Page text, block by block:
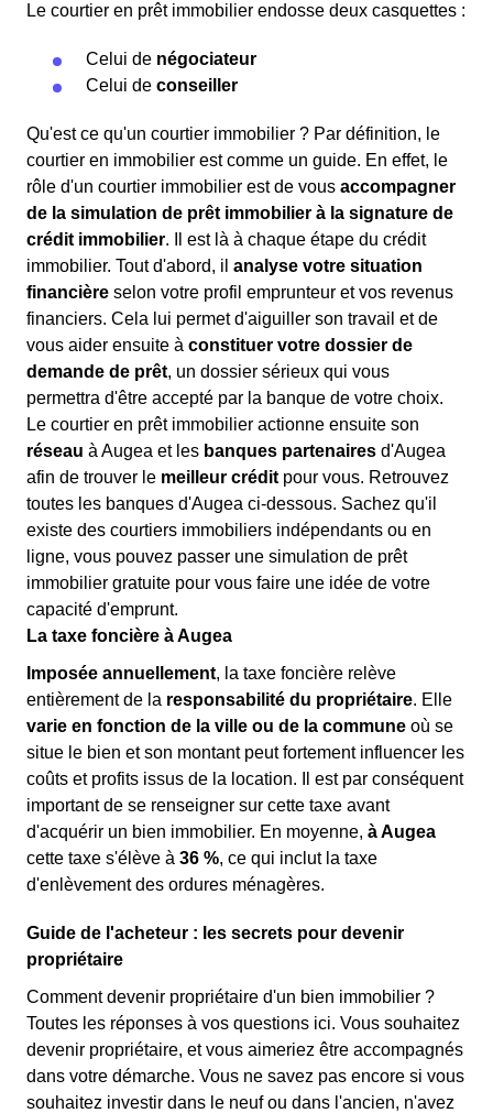
Le courtier en prêt immobilier endosse deux casquettes :
Celui de négociateur
Celui de conseiller
Qu'est ce qu'un courtier immobilier ? Par définition, le
courtier en immobilier est comme un guide. En effet, le
rôle d'un courtier immobilier est de vous accompagner
de la simulation de prêt immobilier à la signature de
crédit immobilier. Il est là à chaque étape du crédit
immobilier. Tout d'abord, il analyse votre situation
financière selon votre profil emprunteur et vos revenus
financiers. Cela lui permet d'aiguiller son travail et de
vous aider ensuite à constituer votre dossier de
demande de prêt, un dossier sérieux qui vous
permettra d'être accepté par la banque de votre choix.
Le courtier en prêt immobilier actionne ensuite son
réseau à Augea et les banques partenaires d'Augea
afin de trouver le meilleur crédit pour vous. Retrouvez
toutes les banques d'Augea ci-dessous. Sachez qu'il
existe des courtiers immobiliers indépendants ou en
ligne, vous pouvez passer une simulation de prêt
immobilier gratuite pour vous faire une idée de votre
capacité d'emprunt.
La taxe foncière à Augea
Imposée annuellement, la taxe foncière relève
entièrement de la responsabilité du propriétaire. Elle
varie en fonction de la ville ou de la commune où se
situe le bien et son montant peut fortement influencer les
coûts et profits issus de la location. Il est par conséquent
important de se renseigner sur cette taxe avant
d'acquérir un bien immobilier. En moyenne, à Augea
cette taxe s'élève à 36 %, ce qui inclut la taxe
d'enlèvement des ordures ménagères.
Guide de l'acheteur : les secrets pour devenir
propriétaire
Comment devenir propriétaire d'un bien immobilier ?
Toutes les réponses à vos questions ici. Vous souhaitez
devenir propriétaire, et vous aimeriez être accompagnés
dans votre démarche. Vous ne savez pas encore si vous
souhaitez investir dans le neuf ou dans l'ancien, n'avez